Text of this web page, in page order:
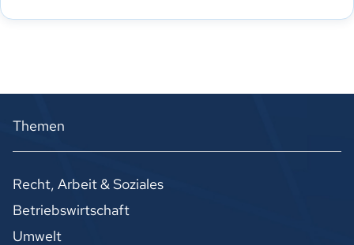
Themen
Recht, Arbeit & Soziales
Betriebswirtschaft
Umwelt